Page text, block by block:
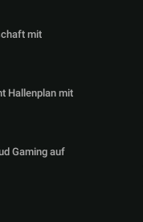
mit
Hallenplan mit
Gaming auf